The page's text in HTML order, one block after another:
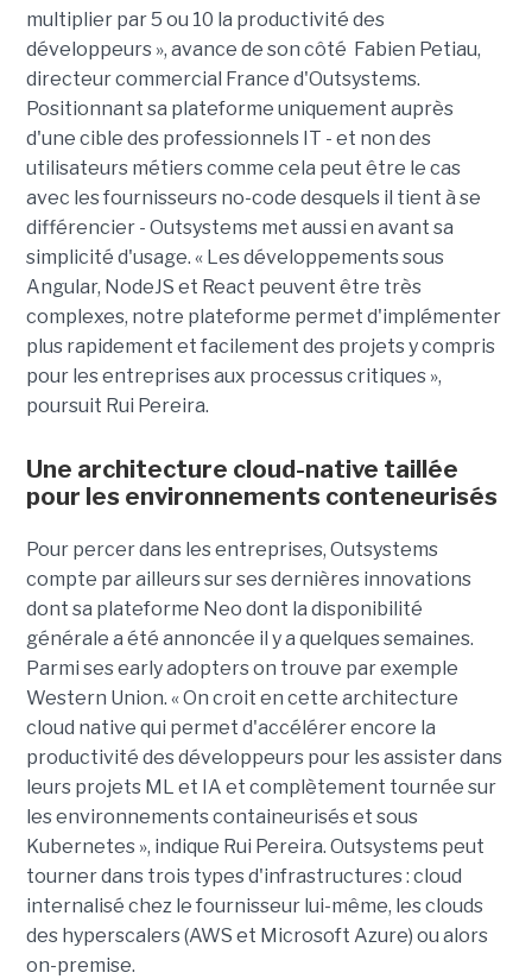
multiplier par 5 ou 10 la productivité des
développeurs », avance de son côté Fabien Petiau,
directeur commercial France d'Outsystems.
Positionnant sa plateforme uniquement auprès
d'une cible des professionnels IT - et non des
utilisateurs métiers comme cela peut être le cas
avec les fournisseurs no-code desquels il tient à se
différencier - Outsystems met aussi en avant sa
simplicité d'usage. « Les développements sous
Angular, NodeJS et React peuvent être très
complexes, notre plateforme permet d'implémenter
plus rapidement et facilement des projets y compris
pour les entreprises aux processus critiques »,
poursuit Rui Pereira.
Une architecture cloud-native taillée
pour les environnements conteneurisés
Pour percer dans les entreprises, Outsystems
compte par ailleurs sur ses dernières innovations
dont sa plateforme Neo dont la disponibilité
générale a été annoncée il y a quelques semaines.
Parmi ses early adopters on trouve par exemple
Western Union. « On croit en cette architecture
cloud native qui permet d'accélérer encore la
productivité des développeurs pour les assister dans
leurs projets ML et IA et complètement tournée sur
les environnements containeurisés et sous
Kubernetes », indique Rui Pereira. Outsystems peut
tourner dans trois types d'infrastructures : cloud
internalisé chez le fournisseur lui-même, les clouds
des hyperscalers (AWS et Microsoft Azure) ou alors
on-premise.